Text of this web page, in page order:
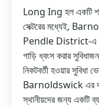
Long Ing হল একটি
সেক্টরের মধ্যেই,
Pendle District-এ
গাড়ি ধ্বংস করার
নিকটবর্তী হওয়ার
Barnoldswick এর
স্থানীয়দের জন্য একটি